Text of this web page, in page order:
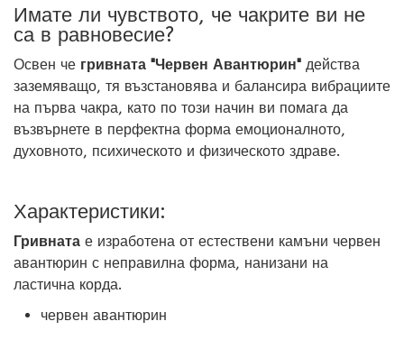
Имате ли чувството, че чакрите ви не
са в равновесие?
Освен че гривната "Червен Авантюрин" действа
заземяващо, тя възстановява и балансира вибрациите
на първа чакра, като по този начин ви помага да
възвърнете в перфектна форма емоционалното,
духовното, психическото и физическото здраве.
Характеристики:
Гривната е изработена от естествени камъни червен
авантюрин с неправилна форма, нанизани на
ластична корда.
червен авантюрин